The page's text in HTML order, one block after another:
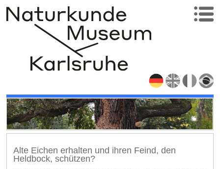
Alte Eichen erhalten und ihren Feind, den
Heldbock, schützen?